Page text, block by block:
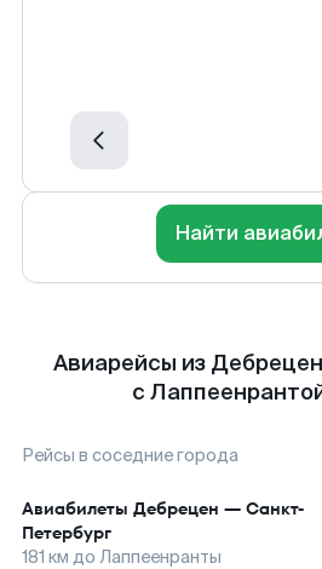
Найти
Авиарейсы из
с
Рейсы в соседние города
Авиабилеты Дебрецен — Санкт-
Петербург
181 км до Лаппеенранты